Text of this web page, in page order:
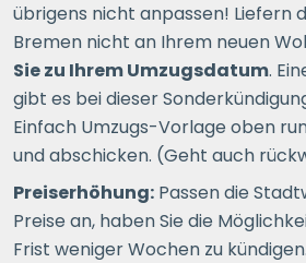
übrigens nicht anpassen! Liefern
Bremen nicht an Ihrem neuen
Sie zu Ihrem Umzugsdatum.
gibt es bei dieser
Einfach Umzugs-Vorlage oben
und abschicken. (Geht auch
Preiserhöhung: Passen die
Preise an, haben Sie die
Frist weniger Wochen zu